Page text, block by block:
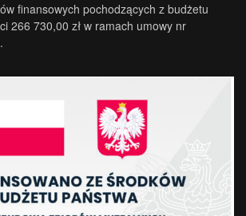
finansowych pochodzących z budżetu
266 730,00 zł w ramach umowy nr